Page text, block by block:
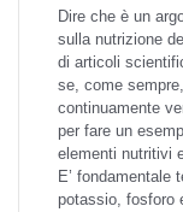
Dire che è un
sulla nutrizione
di articoli
se, come
continuamente
per fare un
elementi nutritivi
E’ fondamentale
potassio, fosforo